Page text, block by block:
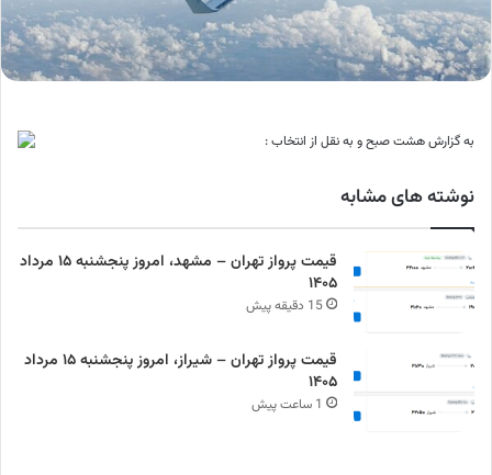
به گزارش هشت صبح و به نقل از انتخاب :
نوشته های مشابه
قیمت پرواز تهران – مشهد، امروز پنجشنبه ۱۵ مرداد
۱۴۰۵
15 دقیقه پیش
قیمت پرواز تهران – شیراز، امروز پنجشنبه ۱۵ مرداد
۱۴۰۵
1 ساعت پیش